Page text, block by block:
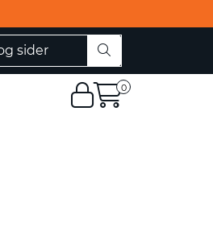
0